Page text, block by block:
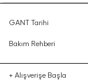
GANT Tarihi
Bakım Rehberi
+ Alışverişe Başla